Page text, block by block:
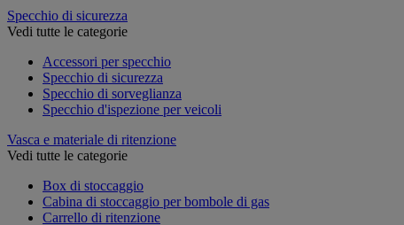
Specchio di sicurezza
Vedi tutte le categorie
Accessori per specchio
Specchio di sicurezza
Specchio di sorveglianza
Specchio d'ispezione per veicoli
Vasca e materiale di ritenzione
Vedi tutte le categorie
Box di stoccaggio
Cabina di stoccaggio per bombole di gas
Carrello di ritenzione